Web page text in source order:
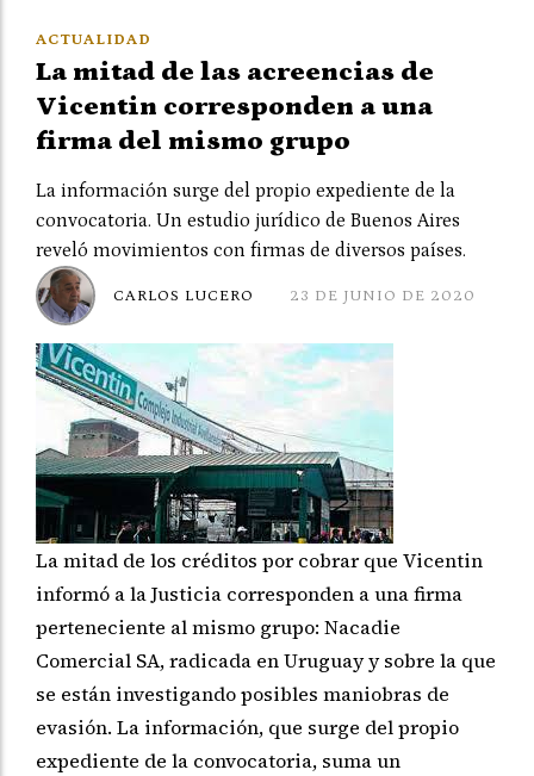
La mitad de las acreencias de
Vicentin corresponden a una
firma del mismo grupo
La información surge del propio expediente de la
convocatoria. Un estudio jurídico de Buenos Aires
reveló movimientos con firmas de diversos países.
ACTUALIDAD
23 DE JUNIO DE 2020
CARLOS LUCERO
La mitad de los créditos por cobrar que Vicentin
informó a la Justicia corresponden a una firma
perteneciente al mismo grupo: Nacadie
Comercial SA, radicada en Uruguay y sobre la que
se están investigando posibles maniobras de
evasión. La información, que surge del propio
expediente de la convocatoria, suma un